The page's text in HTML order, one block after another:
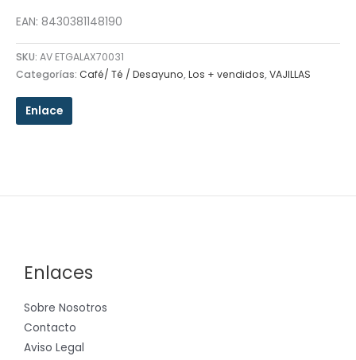
EAN: 8430381148190
SKU: AV ETGALAX70031
Categorías: Café/ Té / Desayuno,Los + vendidos,VAJILLAS
Enlace
Enlaces
Sobre Nosotros
Contacto
Aviso Legal